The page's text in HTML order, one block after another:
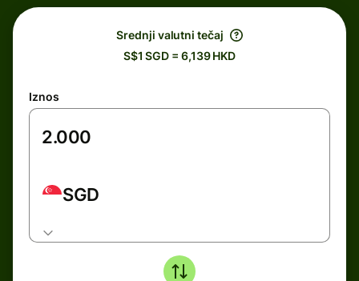
Srednji valutni tečaj
S$1 SGD = 6,139 HKD
Iznos
SGD